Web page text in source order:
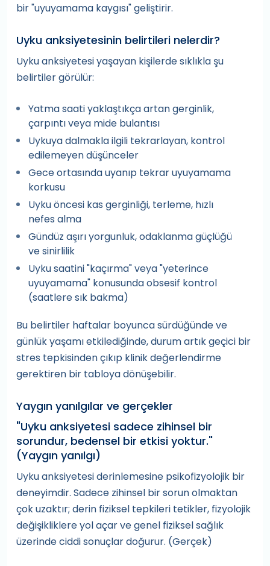
bir "uyuyamama kaygısı" geliştirir.
Uyku anksiyetesinin belirtileri nelerdir?
Uyku anksiyetesi yaşayan kişilerde sıklıkla şu
belirtiler görülür:
Yatma saati yaklaştıkça artan gerginlik,
çarpıntı veya mide bulantısı
Uykuya dalmakla ilgili tekrarlayan, kontrol
edilemeyen düşünceler
Gece ortasında uyanıp tekrar uyuyamama
korkusu
Uyku öncesi kas gerginliği, terleme, hızlı
nefes alma
Gündüz aşırı yorgunluk, odaklanma güçlüğü
ve sinirlilik
Uyku saatini "kaçırma" veya "yeterince
uyuyamama" konusunda obsesif kontrol
(saatlere sık bakma)
Bu belirtiler haftalar boyunca sürdüğünde ve
günlük yaşamı etkilediğinde, durum artık geçici bir
stres tepkisinden çıkıp klinik değerlendirme
gerektiren bir tabloya dönüşebilir.
Yaygın yanılgılar ve gerçekler
"Uyku anksiyetesi sadece zihinsel bir
sorundur, bedensel bir etkisi yoktur."
(Yaygın yanılgı)
Uyku anksiyetesi derinlemesine psikofizyolojik bir
deneyimdir. Sadece zihinsel bir sorun olmaktan
çok uzaktır; derin fiziksel tepkileri tetikler, fizyolojik
değişikliklere yol açar ve genel fiziksel sağlık
üzerinde ciddi sonuçlar doğurur. (Gerçek)